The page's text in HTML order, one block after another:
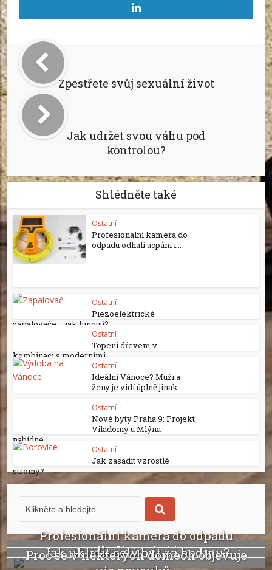
Zpestřete svůj sexuální život
Jak udržet svou váhu pod
kontrolou?
Shlédněte také
Ostatní
Profesionální kamera do
odpadu odhalí ucpání i...
Ostatní
Piezoelektrické
zapalovače – jak fungují?
Ostatní
Topení dřevem v
kombinaci s moderními...
Ostatní
Ideální Vánoce? Muži a
ženy je vidí úplně jinak
Ostatní
Nové byty Praha 9: Projekt
Viladomy u Mlýna
nabídne...
Ostatní
Jak zasadit vzrostlé
stromy?
Profesionální kamera do odpadu
odhalí ucpání i...
Jak uklidit celý byt za hodinu?
Proč se v některých domech objevuje